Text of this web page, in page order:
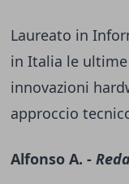
Laureato in
in Italia le
innovazioni
approccio
Alfonso A. -